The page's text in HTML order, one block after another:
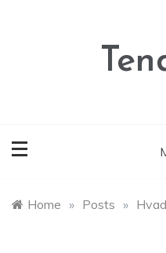
Home » Posts »